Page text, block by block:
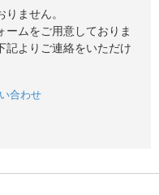
ません。
ームをご用意しておりま
記よりご連絡をいただけ
合わせ